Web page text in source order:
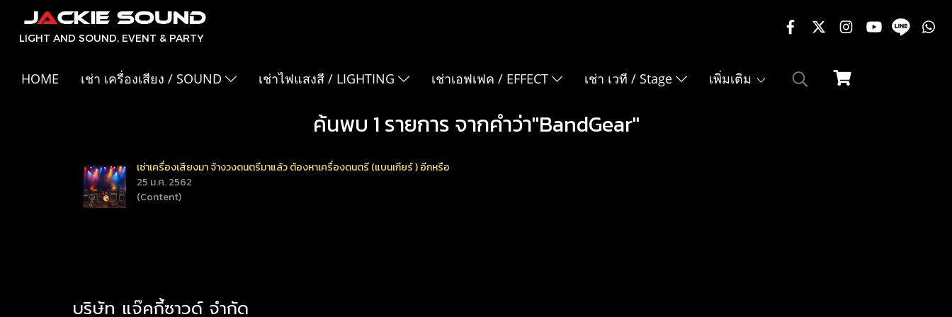
LIGHT AND SOUND, EVENT & PARTY
HOME เช่า เครื่องเสียง / SOUND เช่าไฟแสงสี / LIGHTING เช่าเอฟเฟค / EFFECT เช่า เวที / Stage เพิ่มเติม
ค้นพบ 1 รายการ จากคำว่า"BandGear"
เช่าเครื่องเสียงมา จ้างวงดนตรีมาแล้ว ต้องหาเครื่องดนตรี (แบนเกียร์ ) อีกหรือ
25 ม.ค. 2562
(Content)
บริษัท แจ๊คกี้ซาวด์ จำกัด